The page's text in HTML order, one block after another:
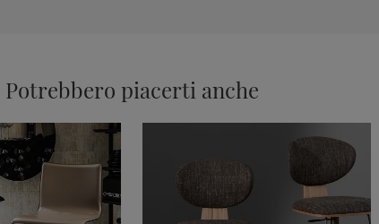
Potrebbero piacerti anche